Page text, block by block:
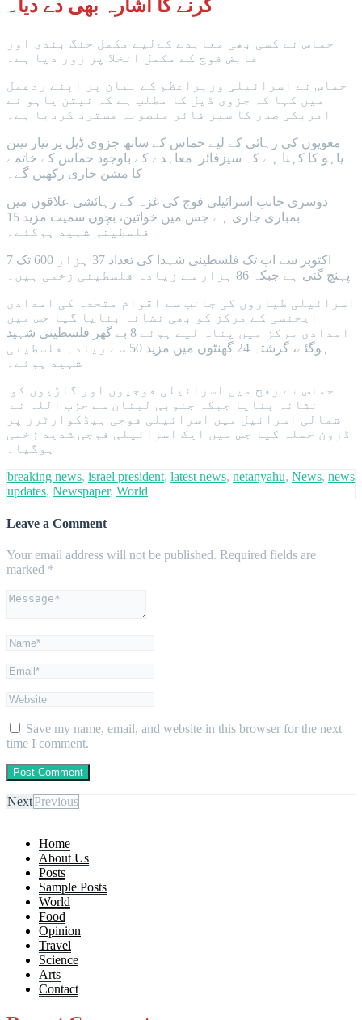
کرنے کا اشارہ بھی دے دیا۔
حماس نے کسی بھی معاہدے کےلیے مکمل جنگ بندی اور
قابض فوج کے مکمل انخلا پر زور دیا ہے۔
حماس نے اسرائیلی وزیراعظم کے بیان پر اپنے ردعمل
میں کہا کہ جزوی ڈیل کا مطلب ہے کہ نیتن یاہو نے
امریکی صدر کا سیز فائر منصوبہ مسترد کردیا ہے۔
مغویوں کی رہائی کے لیے حماس کے ساتھ جزوی ڈیل پر تیار نیتن
یاہو کا کہنا ہے کہ سیزفائر معاہدے کے باوجود حماس کے خاتمے
کا مشن جاری رکھیں گے۔
دوسری جانب اسرائیلی فوج کی غزہ کے رہائشی علاقوں میں
بمباری جاری ہے جس میں خواتین، بچوں سمیت مزید 15
فلسطینی شہید ہوگئے۔
7 اکتوبر سے اب تک فلسطینی شہدا کی تعداد 37 ہزار 600 تک
پہنچ گئی ہے جبکہ 86 ہزار سے زیادہ فلسطینی زخمی ہیں۔
اسرائیلی طیاروں کی جانب سے اقوام متحدہ کی امدادی
ایجنسی کے مرکز کو بھی نشانہ بنایا گیا جس میں
امدادی مرکز میں پناہ لیے ہوئے 8 بے گھر فلسطینی شہید
ہوگئے، گزشتہ 24 گھنٹوں میں مزید 50 سے زیادہ فلسطینی
شہید ہوئے۔
نشانہ بنایا جبکہ جنوبی لبنان سے حزب اللہ نے
شمالی اسرائیل میں اسرائیلی فوجی ہیڈکوارٹرز پر
ڈرون حملہ کیا جس میں ایک اسرائیلی فوجی شدید زخمی
ہوگیا۔
breaking news, israel president, latest news, netanyahu, News, news
updates, Newspaper, World
Leave a Comment
Your email address will not be published. Required fields are
marked *
Save my name, email, and website in this browser for the next
time I comment.
NextPrevious
Home
About Us
Posts
Sample Posts
World
Food
Opinion
Travel
Science
Arts
Contact